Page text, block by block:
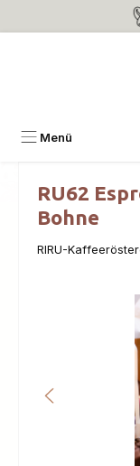
Zum Hauptinhalt
Menü
RU62
Bohne
RIRU-
Bildergalerie